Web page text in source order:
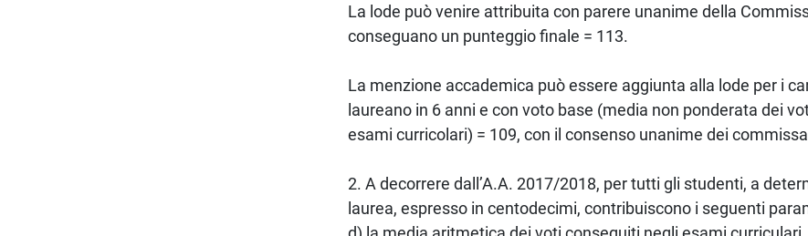
La lode può venire attribuita con parere unanime della
conseguano un punteggio finale = 113.
La menzione accademica può essere aggiunta alla lode per i
laureano in 6 anni e con voto base (media non ponderata dei
esami curricolari) = 109, con il consenso unanime dei
2. A decorrere dall’A.A. 2017/2018, per tutti gli studenti, a
laurea, espresso in centodecimi, contribuiscono i seguenti